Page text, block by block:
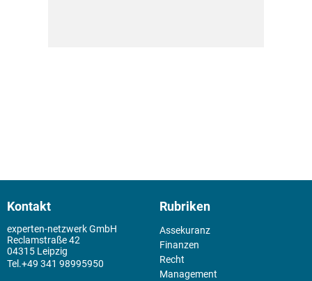
Kontakt
experten-netzwerk GmbH
Reclamstraße 42
04315 Leipzig
+49 341 98995950
Rubriken
Assekuranz
Finanzen
Recht
Management